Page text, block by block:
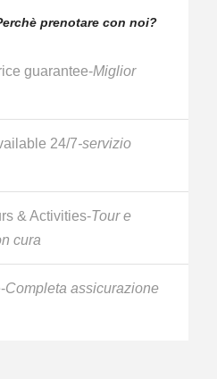
prenotare con noi?
guarantee-Miglior
24/7-servizio
& Activities-Tour e
cura
Completa assicurazione